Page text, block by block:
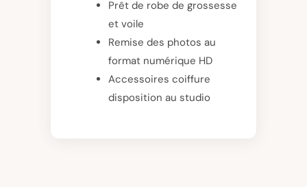
Prêt de robe de grossesse
et voile
Remise des photos au
format numérique HD
Accessoires coiffure
disposition au studio